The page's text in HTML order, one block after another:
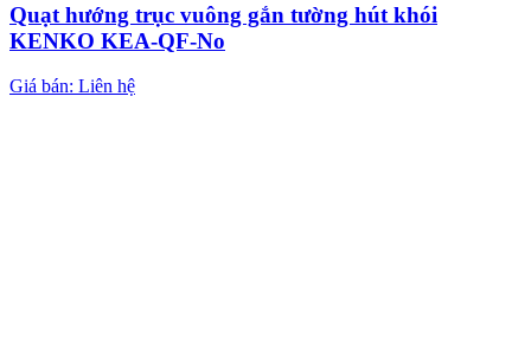
Quạt hướng trục vuông gắn tường hút khói
KENKO KEA-QF-No
Giá bán: Liên hệ